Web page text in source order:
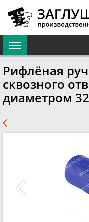
Рифлёная
сквозного
диаметром